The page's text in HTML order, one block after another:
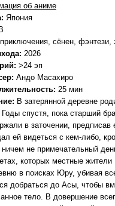
об аниме
Япония
приключения, сёнен, фэнтези,
2026
>24 эп
Андо Масахиро
25 мин
В затерянной деревне
спустя, пока старший
в заточении, предписав
ей видеться с кем-либо,
не примечательный
которых местные
в поисках Юру, убивая
добраться до Асы, чтобы
тело. В довершение